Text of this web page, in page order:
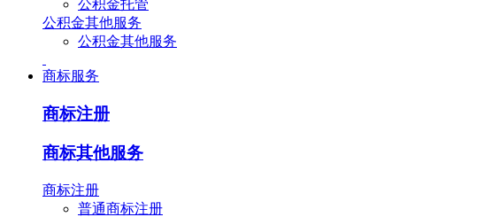
公积金托管
公积金其他服务
公积金其他服务
商标服务
商标注册
商标其他服务
商标注册
普通商标注册